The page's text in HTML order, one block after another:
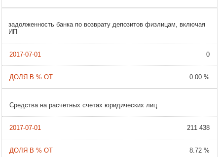
задолженность банка по возврату депозитов физлицам, включая
ИП
0
0.00 %
Cредства на расчетных счетах юридических лиц
211 438
8.72 %